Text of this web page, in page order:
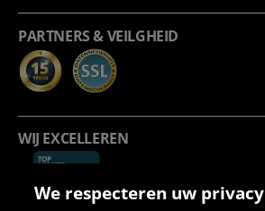
PARTNERS & VEILGHEID
WIJ EXCELLEREN
We respecteren uw privacy